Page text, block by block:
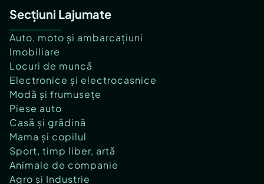
Secțiuni Lajumate
Auto, moto și ambarcațiuni
Imobiliare
Locuri de muncă
Electronice și electrocasnice
Modă și frumusețe
Piese auto
Casă și grădină
Mama și copilul
Sport, timp liber, artă
Animale de companie
Agro și Industrie